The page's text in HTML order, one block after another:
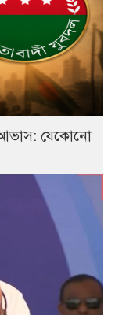
আভাস: যেকোনো